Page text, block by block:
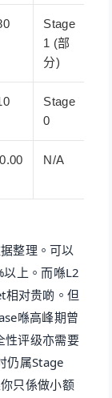
Stage
1 (部
分)
Stage
0
N/A
整理。可以
上。而喺L2
相对贵啲。但
喺高峰期曾
评级亦需要
仍属Stage
只係做小额